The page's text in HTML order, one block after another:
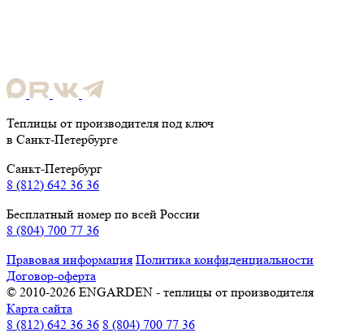
Теплицы от производителя под ключ
в Санкт-Петербурге
Санкт-Петербург
8 (812) 642 36 36
Бесплатный номер по всей России
8 (804) 700 77 36
Правовая информация Политика конфиденциальности
Договор-оферта
© 2010-2026 ENGARDEN - теплицы от производителя
Карта сайта
8 (812) 642 36 36 8 (804) 700 77 36